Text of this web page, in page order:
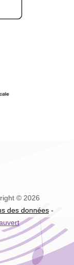
© 2026
des données-